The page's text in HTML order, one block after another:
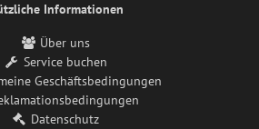
Informationen
Über uns
Service buchen
Geschäftsbedingungen
Datenschutz